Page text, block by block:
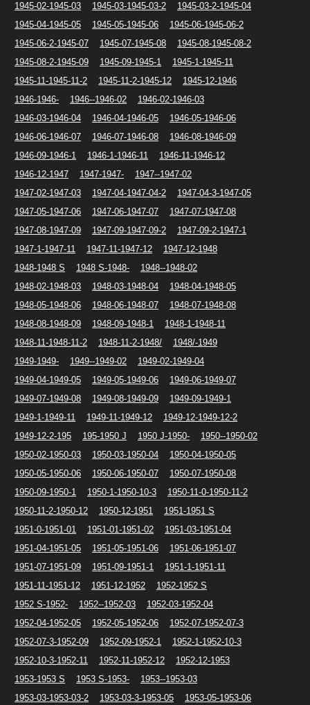
1945-02-1945-03
1945-03-1945-03-2
1945-03-2-1945-04
1945-04-1945-05
1945-05-1945-06
1945-06-1945-06-2
1945-06-2-1945-07
1945-07-1945-08
1945-08-1945-08-2
1945-08-2-1945-09
1945-09-1945-1
1945-1-1945-11
1945-11-1945-11-2
1945-11-2-1945-12
1945-12-1946
1946-1946-
1946--1946-02
1946-02-1946-03
1946-03-1946-04
1946-04-1946-05
1946-05-1946-06
1946-06-1946-07
1946-07-1946-08
1946-08-1946-09
1946-09-1946-1
1946-1-1946-11
1946-11-1946-12
1946-12-1947
1947-1947-
1947--1947-02
1947-02-1947-03
1947-04-1947-04-2
1947-04-3-1947-05
1947-05-1947-06
1947-06-1947-07
1947-07-1947-08
1947-08-1947-09
1947-09-1947-09-2
1947-09-2-1947-1
1947-1-1947-11
1947-11-1947-12
1947-12-1948
1948-1948 S
1948 S-1948-
1948--1948-02
1948-02-1948-03
1948-03-1948-04
1948-04-1948-05
1948-05-1948-06
1948-06-1948-07
1948-07-1948-08
1948-08-1948-09
1948-09-1948-1
1948-1-1948-11
1948-11-1948-11-2
1948-11-2-1948/
1948/-1949
1949-1949-
1949--1949-02
1949-02-1949-04
1949-04-1949-05
1949-05-1949-06
1949-06-1949-07
1949-07-1949-08
1949-08-1949-09
1949-09-1949-1
1949-1-1949-11
1949-11-1949-12
1949-12-1949-12-2
1949-12-2-195
195-1950 J 1950 J-1950-
1950--1950-02
1950-02-1950-03
1950-03-1950-04
1950-04-1950-05
1950-05-1950-06
1950-06-1950-07
1950-07-1950-08
1950-09-1950-1
1950-1-1950-10-3
1950-11-0-1950-11-2
1950-11-2-1950-12
1950-12-1951
1951-1951 S
1951-0-1951-01
1951-01-1951-02
1951-03-1951-04
1951-04-1951-05
1951-05-1951-06
1951-06-1951-07
1951-07-1951-09
1951-09-1951-1
1951-1-1951-11
1951-11-1951-12
1951-12-1952
1952-1952 S
1952 S-1952-
1952--1952-03
1952-03-1952-04
1952-04-1952-05
1952-05-1952-06
1952-07-1952-07-3
1952-07-3-1952-09
1952-09-1952-1
1952-1-1952-10-3
1952-10-3-1952-11
1952-11-1952-12
1952-12-1953
1953-1953 S
1953 S-1953-
1953--1953-03
1953-03-1953-03-2
1953-03-3-1953-05 1953-05-1953-06